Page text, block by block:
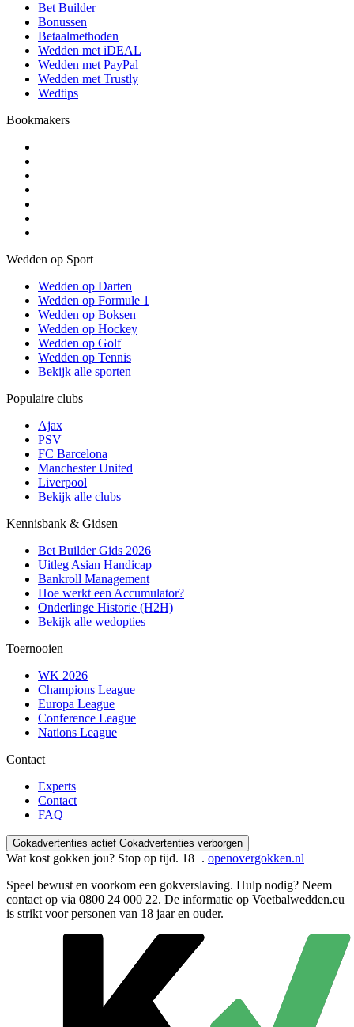
Bet Builder
Bonussen
Betaalmethoden
Wedden met iDEAL
Wedden met PayPal
Wedden met Trustly
Wedtips
Bookmakers
Wedden op Sport
Wedden op Darten
Wedden op Formule 1
Wedden op Boksen
Wedden op Hockey
Wedden op Golf
Wedden op Tennis
Bekijk alle sporten
Populaire clubs
Ajax
PSV
FC Barcelona
Manchester United
Liverpool
Bekijk alle clubs
Kennisbank & Gidsen
Bet Builder Gids 2026
Uitleg Asian Handicap
Bankroll Management
Hoe werkt een Accumulator?
Onderlinge Historie (H2H)
Bekijk alle wedopties
Toernooien
WK 2026
Champions League
Europa League
Conference League
Nations League
Contact
Experts
Contact
FAQ
Gokadvertenties actief Gokadvertenties verborgen
Wat kost gokken jou? Stop op tijd. 18+. openovergokken.nl
Speel bewust en voorkom een gokverslaving. Hulp nodig? Neem
contact op via 0800 24 000 22. De informatie op Voetbalwedden.eu
is strikt voor personen van 18 jaar en ouder.